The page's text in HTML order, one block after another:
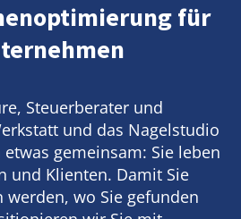
für
Steuerberater und
und das Nagelstudio
gemeinsam: Sie leben
und Klienten. Damit Sie
werden, wo Sie gefunden